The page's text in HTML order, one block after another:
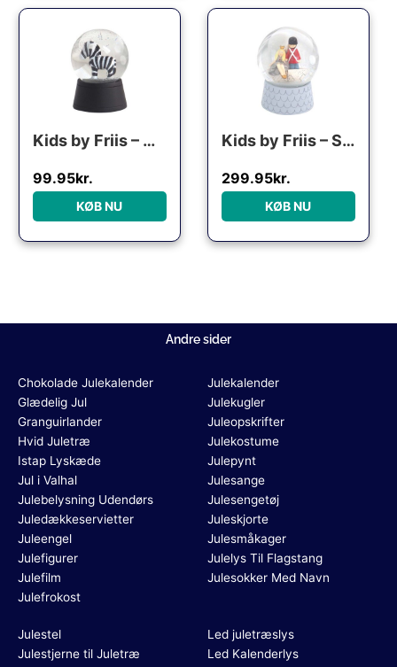
Kids by Friis – Mini Snekugle, Zebra
99.95kr.
KØB NU
Kids by Friis – Snekugle, m. musik “Den standhaftige tinsoldat”
299.95kr.
KØB NU
Andre sider
Chokolade Julekalender
Glædelig Jul
Granguirlander
Hvid Juletræ
Istap Lyskæde
Jul i Valhal
Julebelysning Udendørs
Juledækkeservietter
Juleengel
Julefigurer
Julefilm
Julefrokost
Julekalender
Julekugler
Juleopskrifter
Julekostume
Julepynt
Julesange
Julesengetøj
Juleskjorte
Julesmåkager
Julelys Til Flagstang
Julesokker Med Navn
Julestel
Julestjerne til Juletræ
Led juletræslys
Led Kalenderlys